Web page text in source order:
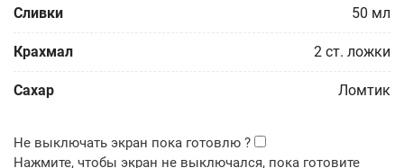
Сливки 50 мл
Крахмал 2 ст. ложки
Сахар Ломтик